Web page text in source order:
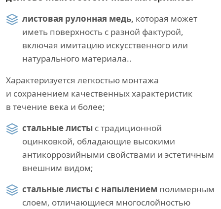
листовая рулонная медь, которая может
иметь поверхность с разной фактурой,
включая имитацию искусственного или
натурального материала..
Характеризуется легкостью монтажа
и сохранением качественных характеристик
в течение века и более;
стальные листы с традиционной
оцинковкой, обладающие высокими
антикоррозийными свойствами и эстетичным
внешним видом;
стальные листы с напылением полимерным
слоем, отличающиеся многослойностью